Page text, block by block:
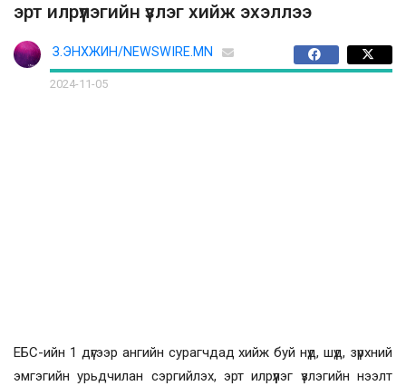
эрт илрүүлэгийн үзлэг хийж эхэллээ
З.ЭНХЖИН/NEWSWIRE.MN
2024-11-05
ЕБС-ийн 1 дүгээр ангийн сурагчдад хийж буй нүд, шүд, зүрхний
эмгэгийн урьдчилан сэргийлэх, эрт илрүүлэг үзлэгийн нээлт